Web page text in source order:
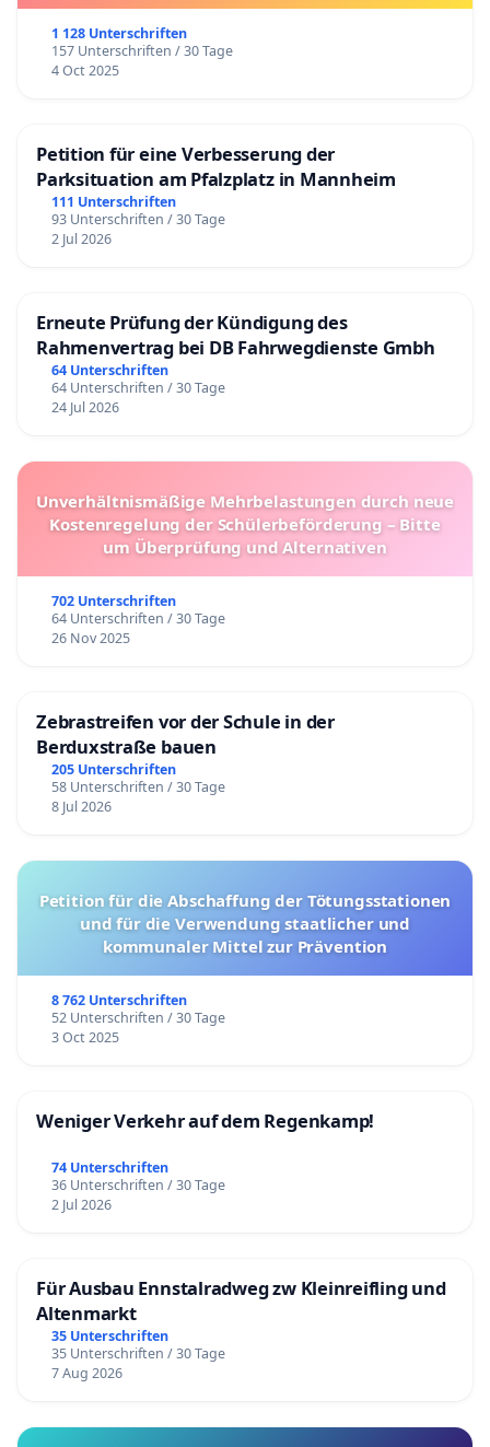
1 128 Unterschriften
157 Unterschriften / 30 Tage
4 Oct 2025
Petition für eine Verbesserung der
Parksituation am Pfalzplatz in Mannheim
111 Unterschriften
93 Unterschriften / 30 Tage
2 Jul 2026
Erneute Prüfung der Kündigung des
Rahmenvertrag bei DB Fahrwegdienste Gmbh
64 Unterschriften
64 Unterschriften / 30 Tage
24 Jul 2026
Unverhältnismäßige Mehrbelastungen durch neue
Kostenregelung der Schülerbeförderung – Bitte
um Überprüfung und Alternativen
702 Unterschriften
64 Unterschriften / 30 Tage
26 Nov 2025
Zebrastreifen vor der Schule in der
Berduxstraße bauen
205 Unterschriften
58 Unterschriften / 30 Tage
8 Jul 2026
Petition für die Abschaffung der Tötungsstationen
und für die Verwendung staatlicher und
kommunaler Mittel zur Prävention
8 762 Unterschriften
52 Unterschriften / 30 Tage
3 Oct 2025
Weniger Verkehr auf dem Regenkamp!
74 Unterschriften
36 Unterschriften / 30 Tage
2 Jul 2026
Für Ausbau Ennstalradweg zw Kleinreifling und
Altenmarkt
35 Unterschriften
35 Unterschriften / 30 Tage
7 Aug 2026